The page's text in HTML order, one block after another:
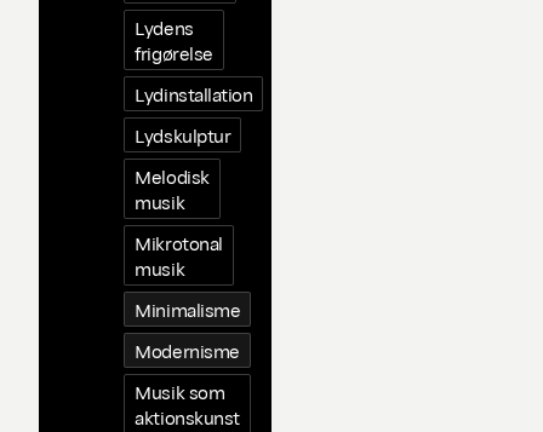
Lydens
frigørelse
Lydinstallation
Lydskulptur
Melodisk
musik
Mikrotonal
musik
Minimalisme
Modernisme
Musik som
aktionskunst